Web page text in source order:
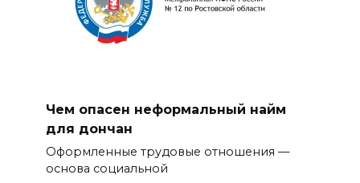
Чем опасен неформальный найм
для дончан
Оформленные трудовые отношения —
основа социальной